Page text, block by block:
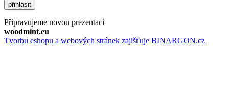
přihlásit
Připravujeme novou prezentaci
woodmint.eu
Tvorbu eshopu a webových stránek zajišťuje BINARGON.cz